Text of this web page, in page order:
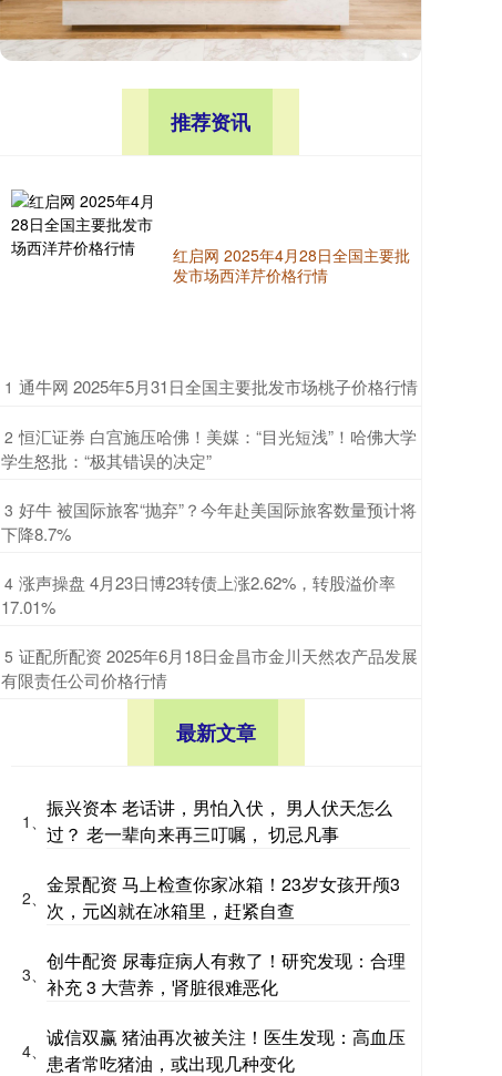
推荐资讯
红启网 2025年4月28日全国主要批
发市场西洋芹价格行情
1 ​通牛网 2025年5月31日全国主要批发市场桃子价格行情
2 ​恒汇证券 白宫施压哈佛！美媒：“目光短浅”！哈佛大学
学生怒批：“极其错误的决定”
3 ​好牛 被国际旅客“抛弃”？今年赴美国际旅客数量预计将
下降8.7%
4 ​涨声操盘 4月23日博23转债上涨2.62%，转股溢价率
17.01%
5 ​证配所配资 2025年6月18日金昌市金川天然农产品发展
有限责任公司价格行情
最新文章
1、
振兴资本 老话讲，男怕入伏， 男人伏天怎么
过？ 老一辈向来再三叮嘱， 切忌凡事
2、
金景配资 马上检查你家冰箱！23岁女孩开颅3
次，元凶就在冰箱里，赶紧自查
3、
创牛配资 尿毒症病人有救了！研究发现：合理
补充 3 大营养，肾脏很难恶化
4、
诚信双赢 猪油再次被关注！医生发现：高血压
患者常吃猪油，或出现几种变化